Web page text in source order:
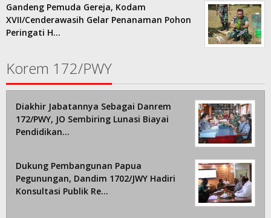
Gandeng Pemuda Gereja, Kodam
XVII/Cenderawasih Gelar Penanaman Pohon
Peringati H…
Korem 172/PWY
Diakhir Jabatannya Sebagai Danrem
172/PWY, JO Sembiring Lunasi Biayai
Pendidikan…
Dukung Pembangunan Papua
Pegunungan, Dandim 1702/JWY Hadiri
Konsultasi Publik Re…